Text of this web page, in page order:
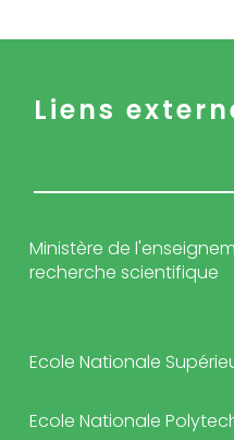
Liens
Ministère de
recherche scientifique
Ecole Nationale
Ecole Nationale